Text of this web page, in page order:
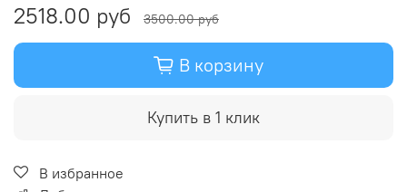
2518.00 руб 3500.00 руб
В корзину
Купить в 1 клик
В избранное